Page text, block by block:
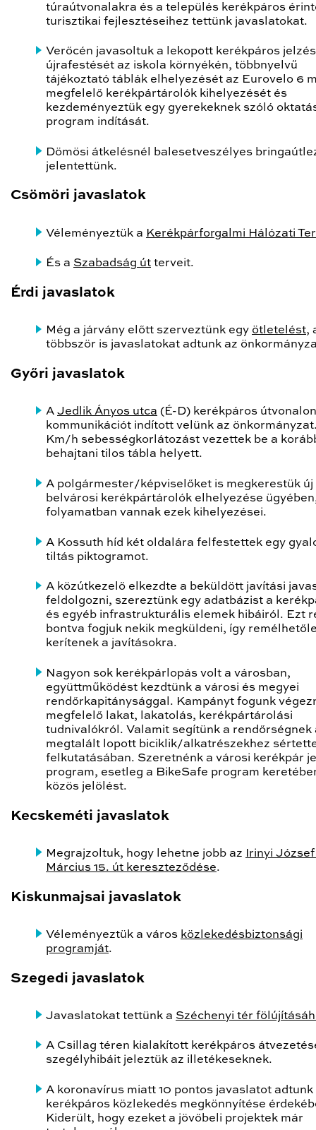
túraútvonalakra és a település kerékpáros
turisztikai fejlesztéseihez tettünk javaslatokat.
Verőcén javasoltuk a lekopott kerékpáros
újrafestését az iskola környékén, többnyelvű
tájékoztató táblák elhelyezését az Eurovelo 6
megfelelő kerékpártárolók kihelyezését és
kezdeményeztük egy gyerekeknek szóló
program indítását.
Dömösi átkelésnél balesetveszélyes
jelentettünk.
Csömöri javaslatok
Véleményeztük a Kerékpárforgalmi Hálózati
És a Szabadság út terveit.
Érdi javaslatok
Még a járvány előtt szerveztünk egy ötletelést,
többször is javaslatokat adtunk az
Győri javaslatok
A Jedlik Ányos utca (É-D) kerékpáros útvonalon
kommunikációt indított velünk az
Km/h sebességkorlátozást vezettek be a
behajtani tilos tábla helyett.
A polgármester/képviselőket is megkerestük új
belvárosi kerékpártárolók elhelyezése
folyamatban vannak ezek kihelyezései.
A Kossuth híd két oldalára felfestettek egy
tiltás piktogramot.
A közútkezelő elkezdte a beküldött javítási
feldolgozni, szereztünk egy adatbázist a
és egyéb infrastrukturális elemek hibáiról. Ezt
bontva fogjuk nekik megküldeni, így
kerítenek a javításokra.
Nagyon sok kerékpárlopás volt a városban,
együttműködést kezdtünk a városi és megyei
rendőrkapitánysággal. Kampányt fogunk
megfelelő lakat, lakatolás, kerékpártárolási
tudnivalókról. Valamit segítünk a rendőrségnek
megtalált lopott biciklik/alkatrészekhez
felkutatásában. Szeretnénk a városi kerékpár
program, esetleg a BikeSafe program
közös jelölést.
Kecskeméti javaslatok
Megrajzoltuk, hogy lehetne jobb az
Irinyi
Március 15. út kereszteződése.
Kiskunmajsai javaslatok
Véleményeztük a város közlekedésbiztonsági
programját.
Szegedi javaslatok
Javaslatokat tettünk a Széchenyi tér
A Csillag téren kialakított kerékpáros
szegélyhibáit jeleztük az illetékeseknek.
A koronavírus miatt 10 pontos javaslatot adtunk
kerékpáros közlekedés megkönnyítése
Kiderült, hogy ezeket a jövőbeli projektek már